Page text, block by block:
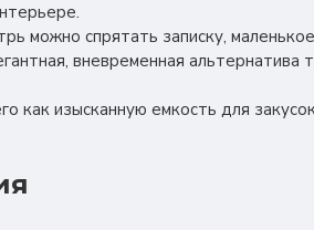
можно спрятать записку,
вневременная альтернатива
как изысканную емкость для